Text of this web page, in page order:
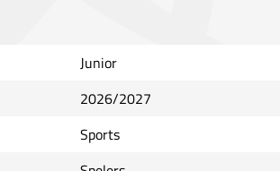
Junior
2026/2027
Sports